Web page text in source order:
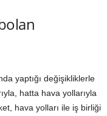
yaptığı değişikliklerle
hatta hava yollarıyla
hava yolları ile iş birliği